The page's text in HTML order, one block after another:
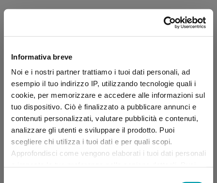
Informativa breve
Noi e i nostri partner trattiamo i tuoi dati personali, ad
esempio il tuo indirizzo IP, utilizzando tecnologie quali i
cookie, per memorizzare e accedere alle informazioni sul
tuo dispositivo. Ciò è finalizzato a pubblicare annunci e
contenuti personalizzati, valutare pubblicità e contenuti,
analizzare gli utenti e sviluppare il prodotto. Puoi
scegliere chi utilizza i tuoi dati e per quali scopi.
Approfondisci come vengono elaborati i tuoi dati personali